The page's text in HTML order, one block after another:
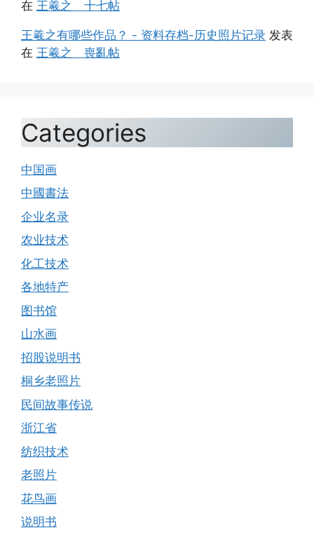
在 王羲之 十七帖
王羲之有哪些作品？ - 资料存档-历史照片记录 发表
在 王羲之 喪亂帖
Categories
中国画
中國書法
企业名录
农业技术
化工技术
各地特产
图书馆
山水画
招股说明书
桐乡老照片
民间故事传说
浙江省
纺织技术
老照片
花鸟画
说明书